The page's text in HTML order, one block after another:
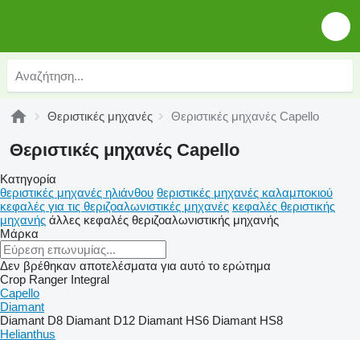
Θεριστικές μηχανές Θεριστικές μηχανές Capello
Θεριστικές μηχανές Capello
Κατηγορία
θεριστικές μηχανές ηλιάνθου θεριστικές μηχανές καλαμποκιού
κεφαλές για τις θεριζοαλωνιστικές μηχανές κεφαλές θεριστικής
μηχανής άλλες κεφαλές θεριζοαλωνιστικής μηχανής
Μάρκα
Δεν βρέθηκαν αποτελέσματα για αυτό το ερώτημα
Crop Ranger Integral
Capello
Diamant
Diamant D8 Diamant D12 Diamant HS6 Diamant HS8
Helianthus